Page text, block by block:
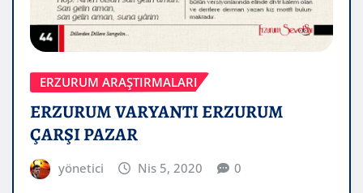
ERZURUM ARAŞTIRMALARI
ERZURUM VARYANTI ERZURUM
ÇARŞI PAZAR
yönetici Nis 5, 2020 0